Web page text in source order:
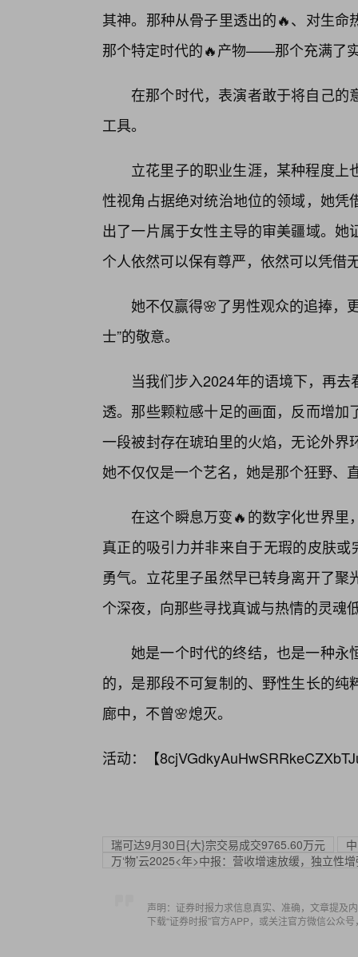
其神。那种从骨子里透出的🔥、对生
那个特定时代的🔥产物——那个充满了
在那个时代，表演者敢于将自己的
工具。
立花里子的职业生涯，某种程度
性视角占据绝对统治地位的领域，她
出了一片属于女性主导的审美疆域。
个人依然可以保有尊严，依然可以凭借
她不仅赢得🌸了男性观众的追捧，
士”的敬意。
当我们步入2024年的语境下，再
透。那些颗粒感十足的画面，反而增
一段被封存在琥珀里的火焰，无论外
她不仅仅是一个艺名，她是那个狂野、
在这个瞬息万变🔥的数字化世界里
真正的吸引力并非来自于无瑕的皮肤
勇气。立花里子虽然早已转身离开了
个深夜，向那些寻找真诚与热情的灵魂
她是一个时代的终结，也是一种
的，是那段不可复制的、野性生长的
廊中，不曾🌸熄灭。
活动：【
瑞可达9月30日{大}宗交易成交9765.60万元
万‘物’云2025<年>中报：营收增速放缓，独立性
声明：证券时报力求信息真实、准确，文章提及
下载“证券时报”官方APP，或关注官方微信公众